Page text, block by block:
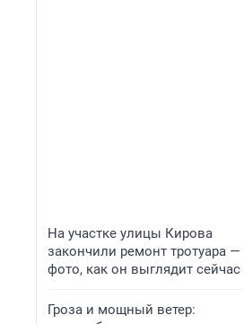
На участке улицы Кирова
закончили ремонт тротуара —
фото, как он выглядит сейчас
Гроза и мощный ветер: